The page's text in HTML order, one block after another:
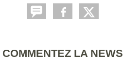
COMMENTEZ LA NEWS